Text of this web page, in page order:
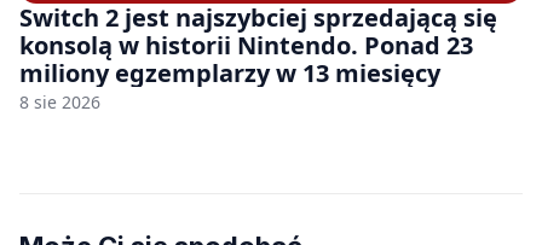
Switch 2 jest najszybciej sprzedającą się
konsolą w historii Nintendo. Ponad 23
miliony egzemplarzy w 13 miesięcy
8 sie 2026